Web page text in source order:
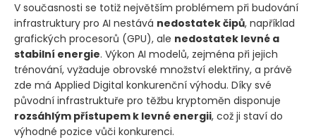
V současnosti se totiž největším problémem při budování
infrastruktury pro AI nestává nedostatek čipů, například
grafických procesorů (GPU), ale nedostatek levné a
stabilní energie. Výkon AI modelů, zejména při jejich
trénování, vyžaduje obrovské množství elektřiny, a právě
zde má Applied Digital konkurenční výhodu. Díky své
původní infrastruktuře pro těžbu kryptoměn disponuje
rozsáhlým přístupem k levné energii, což ji staví do
výhodné pozice vůči konkurenci.